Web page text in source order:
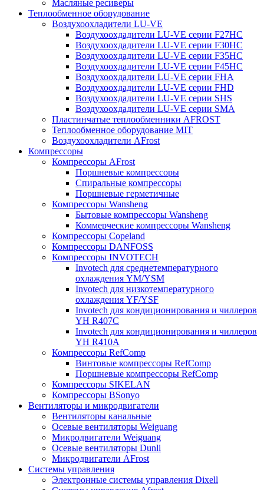
Масляные ресиверы
Теплообменное оборудование
Воздухоохладители LU-VE
Воздухоохдадители LU-VE серии F27HC
Воздухоохдадители LU-VE серии F30HC
Воздухоохдадители LU-VE серии F35HC
Воздухоохдадители LU-VE серии F45HC
Воздухоохдадители LU-VE серии FHA
Воздухоохдадители LU-VE серии FHD
Воздухоохдадители LU-VE серии SHS
Воздухоохдадители LU-VE серии SMA
Пластинчатые теплообменники AFROST
Теплообменное оборудование MIT
Воздухоохладители AFrost
Компрессоры
Компрессоры AFrost
Поршневые компрессоры
Спиральные компрессоры
Поршневые герметичные
Компрессоры Wansheng
Бытовые компрессоры Wansheng
Коммерческие компрессоры Wansheng
Компрессоры Copeland
Компрессоры DANFOSS
Компрессоры INVOTECH
Invotech для среднетемпературного
охлаждения YM/YSM
Invotech для низкотемпературного
охлаждения YF/YSF
Invotech для кондиционирования и чиллеров
YH R407C
Invotech для кондиционирования и чиллеров
YH R410A
Компрессоры RefComp
Винтовые компрессоры RefComp
Поршневые компрессоры RefComp
Компрессоры SIKELAN
Компрессоры BSonyo
Вентиляторы и микродвигатели
Вентиляторы канальные
Осевые вентиляторы Weiguang
Микродвигатели Weiguang
Осевые вентиляторы Dunli
Микродвигатели AFrost
Системы управления
Электронные системы управления Dixell